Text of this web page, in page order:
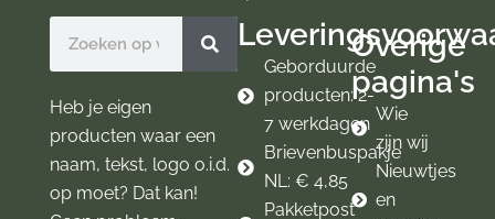
o
o
k
g
a
Heb je eigen
producten waar een
naam, tekst, logo o.i.d.
op moet? Dat kan!
Geborduurde
producten: 2-
7 werkdagen
Brievenbuspakje
NL: € 4,85
Pakketpost
Overige
pagina's
Wie
zijn wij
Nieuwtjes
en